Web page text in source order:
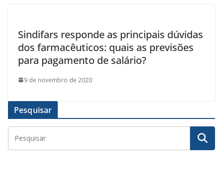
Sindifars responde as principais dúvidas
dos farmacêuticos: quais as previsões
para pagamento de salário?
9 de novembro de 2020
Pesquisar